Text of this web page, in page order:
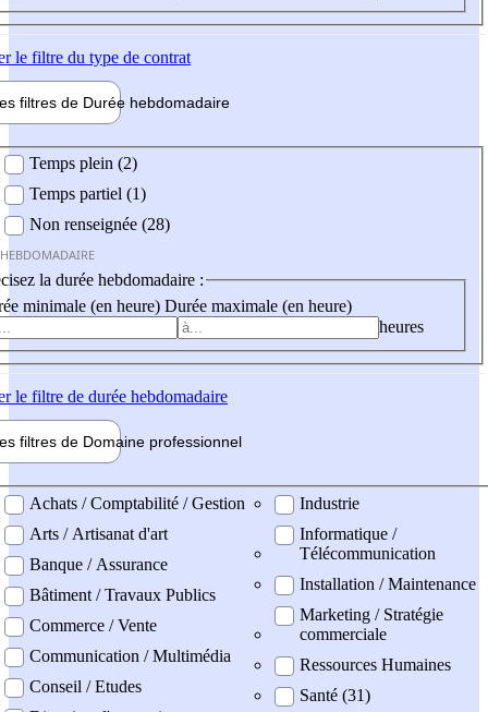
le filtre du type de contrat
filtres de Durée hebdomadaire
Temps plein (2)
Temps partiel (1)
Non renseignée (28)
la durée hebdomadaire :
minimale (en heure) Durée maximale (en heure)
heures
le filtre de durée hebdomadaire
filtres de Domaine professionnel
professionel
Achats / Comptabilité / Gestion
Arts / Artisanat d'art
Banque / Assurance
Bâtiment / Travaux Publics
Commerce / Vente
Communication / Multimédia
Conseil / Etudes
Industrie
Informatique /
Télécommunication
Installation / Maintenance
Marketing / Stratégie
commerciale
Ressources Humaines
Santé (31)